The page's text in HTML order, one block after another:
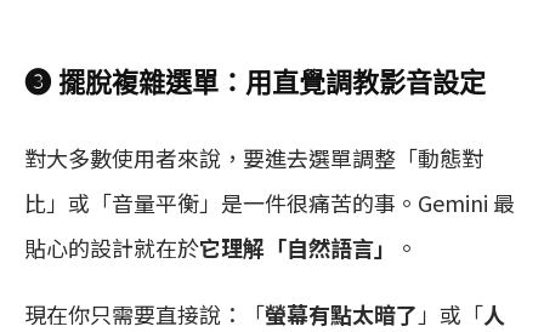
❸ 擺脫複雜選單：用直覺調教影音設定
對大多數使用者來說，要進去選單調整「動態對
比」或「音量平衡」是一件很痛苦的事。Gemini 最
貼心的設計就在於它理解「自然語言」 。
現在你只需要直接說：「螢幕有點太暗了 」或「人